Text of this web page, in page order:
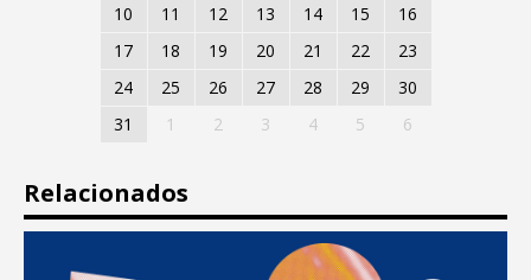
10
11 12 13 14 15
16
17
18 19 20 21 22
23
24
25 26 27 28 29
30
31
1 2 3 4 5 6
Relacionados